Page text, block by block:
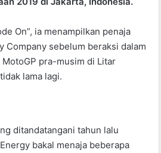
On”, ia menampilkan penaja
Company sebelum beraksi dalam
pra-musim di Litar
lama lagi.
ditandatangani tahun lalu
bakal menaja beberapa